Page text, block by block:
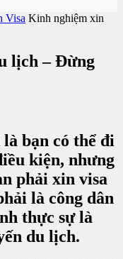
Visa Kinh nghiệm xin
lịch – Đừng
bạn có thể đi
kiện, nhưng
phải xin visa
là công dân
thực sự là
du lịch.